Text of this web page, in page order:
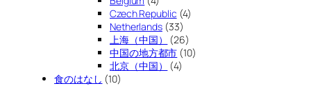
Czech Republic (4)
Netherlands(33)
上海（中国）
(26)
中国の地方都市 (10)
北京（中国）
(4)
食のはなし (10)